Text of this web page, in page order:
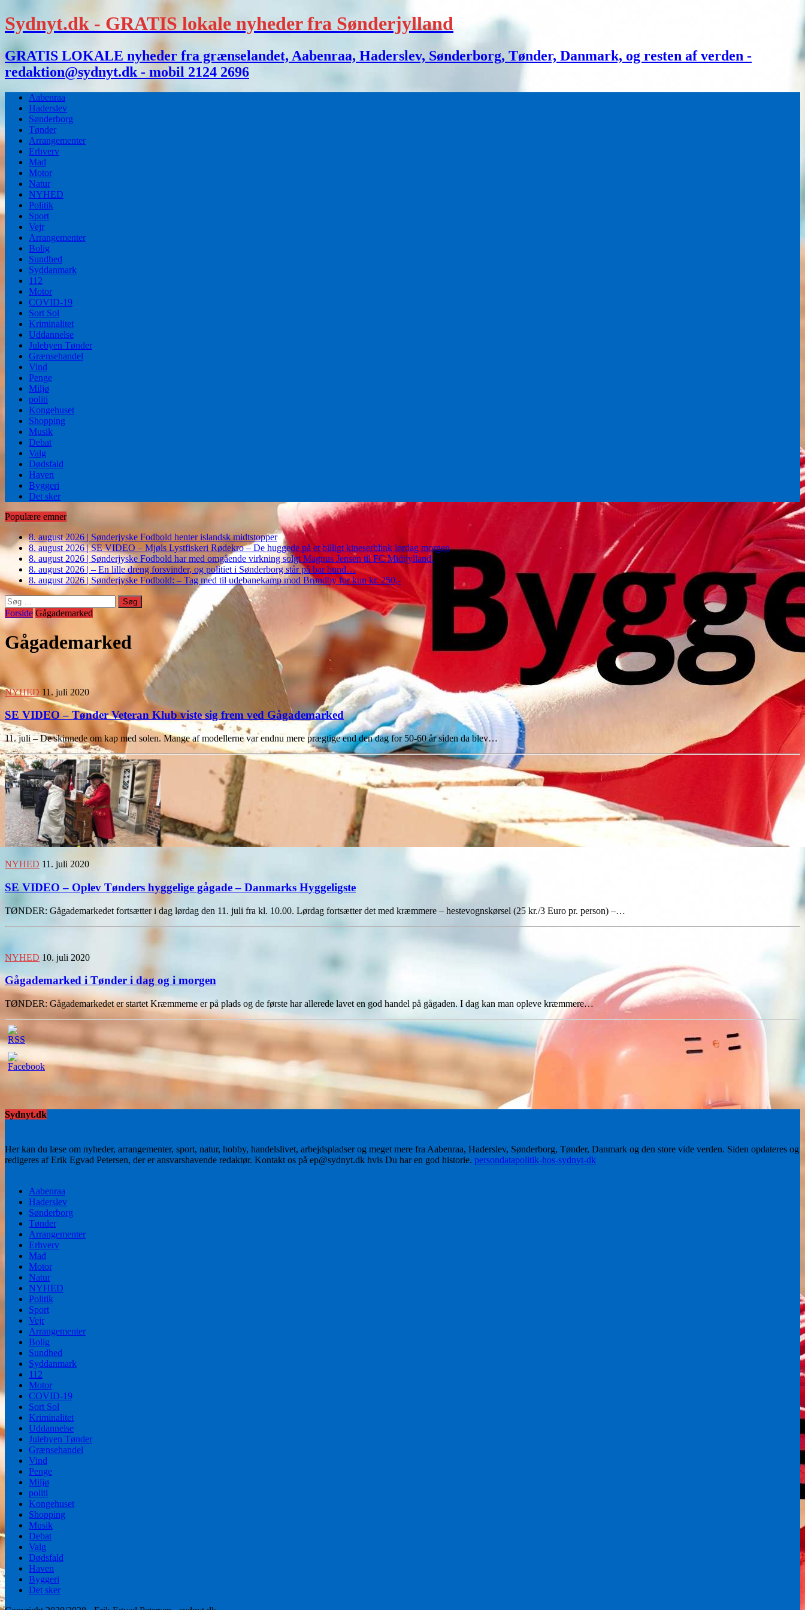
Sydnyt.dk - GRATIS lokale nyheder fra Sønderjylland
GRATIS LOKALE nyheder fra grænselandet, Aabenraa, Haderslev, Sønderborg, Tønder, Danmark, og resten af verden -
redaktion@sydnyt.dk - mobil 2124 2696
Aabenraa
Haderslev
Sønderborg
Tønder
Arrangementer
Erhverv
Mad
Motor
Natur
NYHED
Politik
Sport
Vejr
Arrangementer
Bolig
Sundhed
Syddanmark
112
Motor
COVID-19
Sort Sol
Kriminalitet
Uddannelse
Julebyen Tønder
Grænsehandel
Vind
Penge
Miljø
politi
Kongehuset
Shopping
Musik
Debat
Valg
Dødsfald
Haven
Byggeri
Det sker
Populære emner
8. august 2026 | Sønderjyske Fodbold henter islandsk midtstopper
8. august 2026 | SE VIDEO – Mjøls Lystfiskeri Rødekro – De huggede på et billigt kineserblink lørdag morgen
8. august 2026 | Sønderjyske Fodbold har med omgående virkning solgt Magnus Jensen til FC Midtjylland.
8. august 2026 | – En lille dreng forsvinder, og politiet i Sønderborg står på bar bund…
8. august 2026 | Sønderjyske Fodbold: – Tag med til udebanekamp mod Brøndby for kun kr. 250,-
Søg
efter:
Forside Gågademarked
Gågademarked
NYHED 11. juli 2020
SE VIDEO – Tønder Veteran Klub viste sig frem ved Gågademarked
11. juli – De skinnede om kap med solen. Mange af modellerne var endnu mere prægtige end den dag for 50-60 år siden da blev…
NYHED 11. juli 2020
SE VIDEO – Oplev Tønders hyggelige gågade – Danmarks Hyggeligste
TØNDER: Gågademarkedet fortsætter i dag lørdag den 11. juli fra kl. 10.00. Lørdag fortsætter det med kræmmere – hestevognskørsel (25 kr./3 Euro pr. person) –…
NYHED 10. juli 2020
Gågademarked i Tønder i dag og i morgen
TØNDER: Gågademarkedet er startet Kræmmerne er på plads og de første har allerede lavet en god handel på gågaden. I dag kan man opleve kræmmere…
Sydnyt.dk
Her kan du læse om nyheder, arrangementer, sport, natur, hobby, handelslivet, arbejdspladser og meget mere fra Aabenraa, Haderslev, Sønderborg, Tønder, Danmark og den store vide verden. Siden opdateres og
redigeres af Erik Egvad Petersen, der er ansvarshavende redaktør. Kontakt os på ep@sydnyt.dk hvis Du har en god historie. persondatapolitik-hos-sydnyt-dk
Aabenraa
Haderslev
Sønderborg
Tønder
Arrangementer
Erhverv
Mad
Motor
Natur
NYHED
Politik
Sport
Vejr
Arrangementer
Bolig
Sundhed
Syddanmark
112
Motor
COVID-19
Sort Sol
Kriminalitet
Uddannelse
Julebyen Tønder
Grænsehandel
Vind
Penge
Miljø
politi
Kongehuset
Shopping
Musik
Debat
Valg
Dødsfald
Haven
Byggeri
Det sker